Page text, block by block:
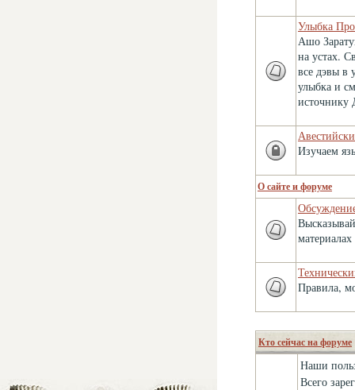
Улыбка
Ашо
на устах.
все дэвы в
улыбка и
источнику
Изучаем
О сайте и форуме
Правила,
Кто сейчас на форуме
Наши
Всего